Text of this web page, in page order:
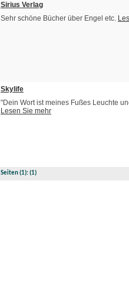
Sirius Verlag
Sehr schöne Bücher über Engel etc.
Skylife
"Dein Wort ist meines Fußes Leuchte
Lesen Sie mehr
Seiten(1):(1)